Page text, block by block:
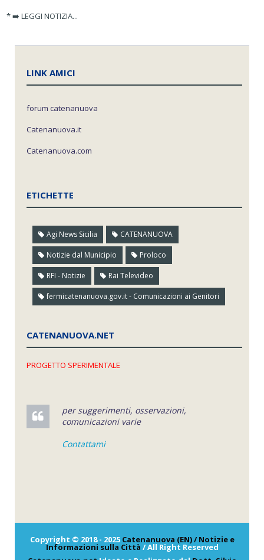
* ➡️ LEGGI NOTIZIA...
LINK AMICI
forum catenanuova
Catenanuova.it
Catenanuova.com
ETICHETTE
Agi News Sicilia CATENANUOVA
Notizie dal Municipio Proloco
RFI - Notizie Rai Televideo
fermicatenanuova.gov.it - Comunicazioni ai Genitori
CATENANUOVA.NET
PROGETTO SPERIMENTALE
per suggerimenti, osservazioni,
comunicazioni varie
Contattami
Copyright © 2018 - 2025 Catenanuova (EN) / Notizie e
Informazioni sulla Città / All Right Reserved